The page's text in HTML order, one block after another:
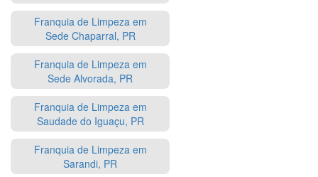
Franquia de Limpeza em
Sede Chaparral, PR
Franquia de Limpeza em
Sede Alvorada, PR
Franquia de Limpeza em
Saudade do Iguaçu, PR
Franquia de Limpeza em
Sarandi, PR